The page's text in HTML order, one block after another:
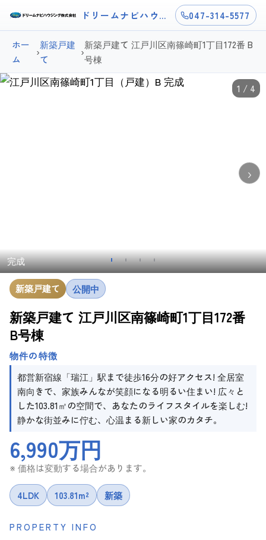
ドリームナビハウジング 047-314-5577
ホー
ム
›
新築戸建
て
›
新築戸建て 江戸川区南篠崎町1丁目172番 B
号棟
完成
›
1 / 4
新築戸建て 公開中
新築戸建て 江戸川区南篠崎町1丁目172番
B号棟
物件の特徴
都営新宿線「瑞江」駅まで徒歩16分の好アクセス! 全居室
南向きで、家族みんなが笑顔になる明るい住まい! 広々と
した103.81㎡の空間で、あなたのライフスタイルを楽しむ!
静かな街並みに佇む、心温まる新しい家のカタチ。
6,990万円
※ 価格は変動する場合があります。
4LDK 103.81m² 新築
PROPERTY INFO